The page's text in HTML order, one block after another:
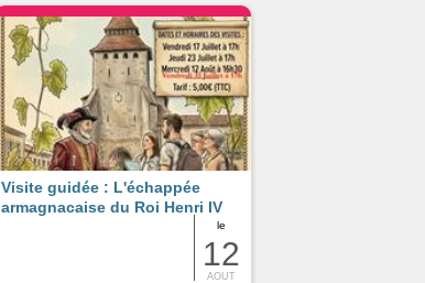
le
12
AOUT
Visite guidée : L'échappée
armagnacaise du Roi Henri IV